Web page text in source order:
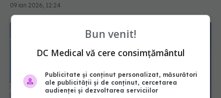
09 ian 2026, 12:24
Bun venit!
DC Medical vă cere consimțământul
Publicitate și conținut personalizat, măsurători
ale publicității și de conținut, cercetarea
audienței și dezvoltarea serviciilor